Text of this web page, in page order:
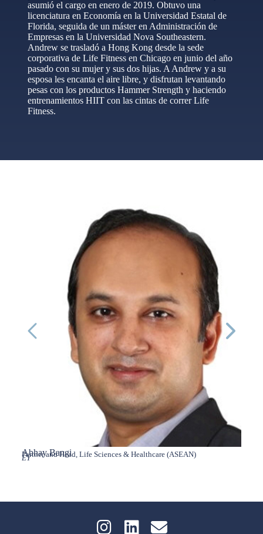
asumió el cargo en enero de 2019. Obtuvo una
licenciatura en Economía en la Universidad Estatal de
Florida, seguida de un máster en Administración de
Empresas en la Universidad Nova Southeastern.
Andrew se trasladó a Hong Kong desde la sede
corporativa de Life Fitness en Chicago en junio del año
pasado con su mujer y sus dos hijas. A Andrew y a su
esposa les encanta el aire libre, y disfrutan levantando
pesas con los productos Hammer Strength y haciendo
entrenamientos HIIT con las cintas de correr Life
Fitness.
Abhay Bangi
Partner and Head, Life Sciences & Healthcare (ASEAN)
EY